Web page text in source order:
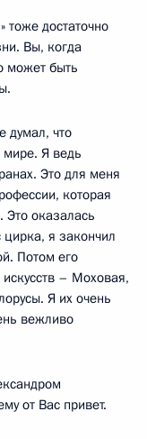
тоже достаточно
Вы, когда
может быть
думал, что
Я ведь
Это для меня
которая
Это оказалась
цирка, я закончил
Потом его
искусств – Моховая,
Я их очень
вежливо
от Вас привет.